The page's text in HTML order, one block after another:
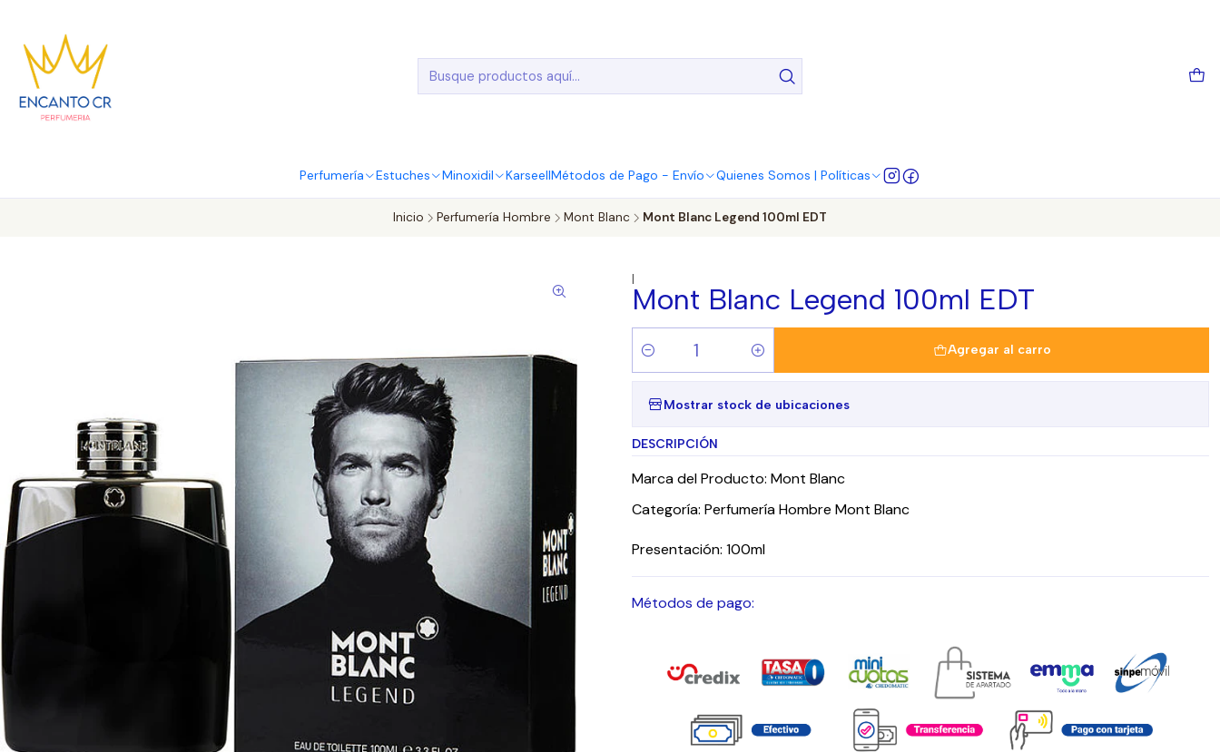
Perfumería Estuches Minoxidil KarseellMétodos de Pago - Envío Quienes Somos | Políticas
Inicio Perfumería Hombre Mont Blanc Mont Blanc Legend 100ml EDT
|
Mont Blanc Legend 100ml EDT
Cantidad
Agregar al carro
Mostrar stock de ubicaciones
DESCRIPCIÓN
Marca del Producto: Mont Blanc
Categoría: Perfumería Hombre Mont Blanc
Presentación: 100ml
Métodos de pago: